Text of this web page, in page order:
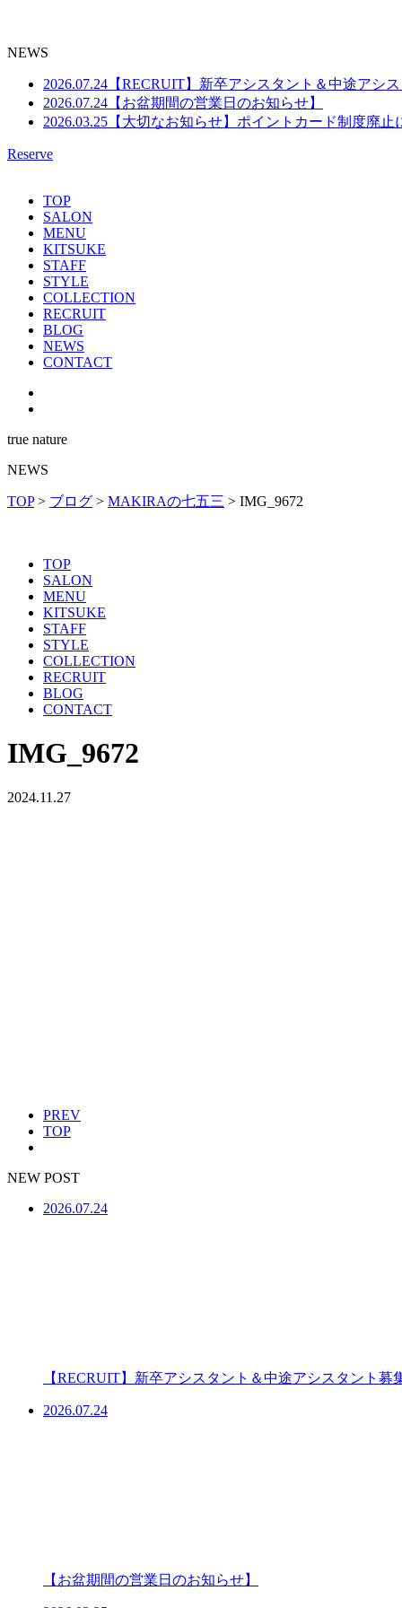
NEWS
2026.07.24 【RECRUIT】新卒アシスタント＆中途アシ
2026.07.24 【お盆期間の営業日のお知らせ】
2026.03.25 【大切なお知らせ】ポイントカード制度廃止
Reserve
TOP
SALON
MENU
KITSUKE
STAFF
STYLE
COLLECTION
RECRUIT
BLOG
NEWS
CONTACT
true nature
NEWS
TOP> ブログ > MAKIRAの七五三 > IMG_9672
TOP
SALON
MENU
KITSUKE
STAFF
STYLE
COLLECTION
RECRUIT
BLOG
CONTACT
IMG_9672
2024.11.27
PREV
TOP
NEW POST
2026.07.24
【RECRUIT】新卒アシスタント＆中途アシスタント募
2026.07.24
【お盆期間の営業日のお知らせ】